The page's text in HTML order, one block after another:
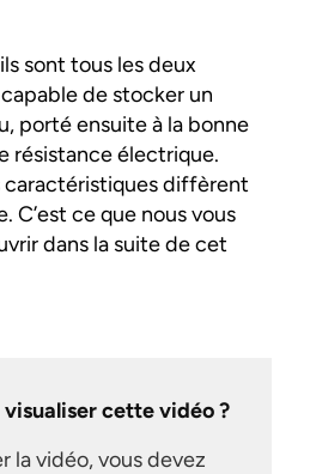
sont tous les deux
de stocker un
porté ensuite à la bonne
résistance électrique.
caractéristiques diffèrent
C’est ce que nous vous
dans la suite de cet
visualiser cette vidéo ?
la vidéo, vous devez